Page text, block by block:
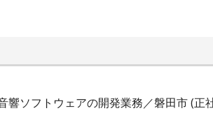
響ソフトウェアの開発業務／磐田市 (